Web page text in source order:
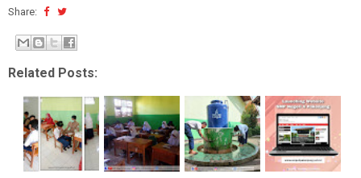
Share:
Related Posts: